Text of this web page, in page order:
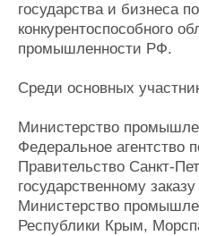
Словарь
государства и бизнеса
конкурентоспособного
промышленности РФ.
Среди основных
Министерство
Федеральное агентство
Правительство Санкт-
государственному
Министерство
Республики Крым,